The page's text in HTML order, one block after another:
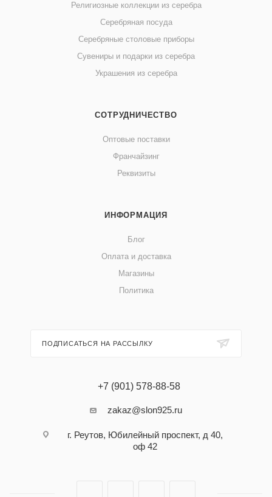
Религиозные коллекции из серебра
Серебряная посуда
Серебряные столовые приборы
Сувениры и подарки из серебра
Украшения из серебра
СОТРУДНИЧЕСТВО
Оптовые поставки
Франчайзинг
Реквизиты
ИНФОРМАЦИЯ
Блог
Оплата и доставка
Магазины
Политика
ПОДПИСАТЬСЯ НА РАССЫЛКУ
+7 (901) 578-88-58
zakaz@slon925.ru
г. Реутов, Юбилейный проспект, д 40,
оф 42